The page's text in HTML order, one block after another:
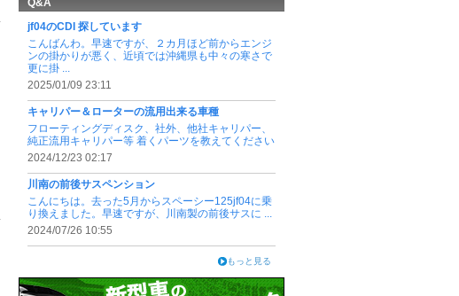
Q&A
jf04のCDI 探しています
こんばんわ。早速ですが、２カ月ほど前からエンジ
ンの掛かりが悪く、近頃では沖縄県も中々の寒さで
更に掛 ...
2025/01/09 23:11
キャリパー＆ローターの流用出来る車種
フローティングディスク、社外、他社キャリパー、
純正流用キャリパー等 着くパーツを教えてください
2024/12/23 02:17
川南の前後サスペンション
こんにちは。去った5月からスペーシー125jf04に乗
り換えました。早速ですが、川南製の前後サスに ...
2024/07/26 10:55
もっと見る